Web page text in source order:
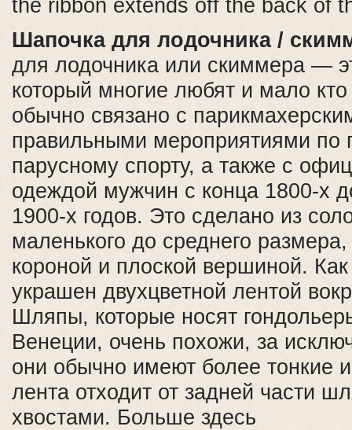
the ribbon extends off the back of
Шапочка для лодочника /
для лодочника или скиммера —
который многие любят и мало кто
обычно связано с
правильными мероприятиями по
парусному спорту, а также с
одеждой мужчин с конца 1800-х
1900-х годов. Это сделано из
маленького до среднего
короной и плоской вершиной.
украшен двухцветной лентой
Шляпы, которые носят
Венеции, очень похожи, за
они обычно имеют более тонкие
лента отходит от задней части
хвостами. Больше здесь